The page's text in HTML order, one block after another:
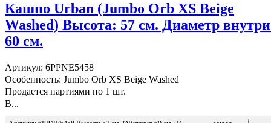
Кашпо Urban (Jumbo Orb XS Beige
Washed) Высота: 57 см. Диаметр
60 см.
Артикул: 6PPNE5458
Особенность: Jumbo Orb XS Beige Washed
Продается партиями по 1 шт.
В...